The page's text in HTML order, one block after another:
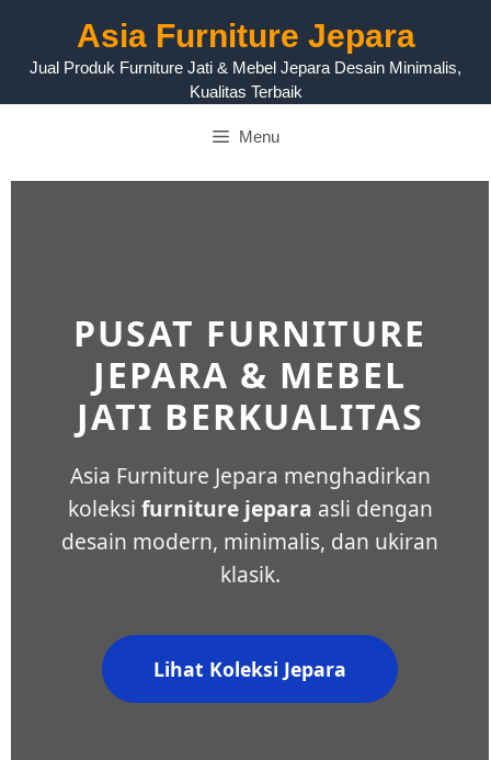
Asia Furniture Jepara
Jual Produk Furniture Jati & Mebel Jepara Desain Minimalis,
Kualitas Terbaik
Menu
PUSAT FURNITURE
JEPARA & MEBEL
JATI BERKUALITAS
Asia Furniture Jepara menghadirkan
koleksi furniture jepara asli dengan
desain modern, minimalis, dan ukiran
klasik.
Lihat Koleksi Jepara